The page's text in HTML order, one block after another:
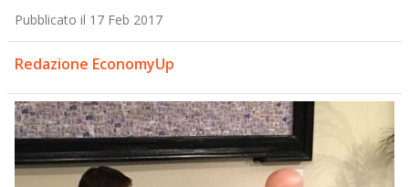
Pubblicato il 17 Feb 2017
Redazione EconomyUp